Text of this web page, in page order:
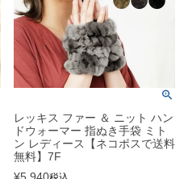
レッキス ファー ＆ ニット ハン
ドウォーマー 指ぬき手袋 ミト
ン レディース【ネコポスで送料
無料】7F